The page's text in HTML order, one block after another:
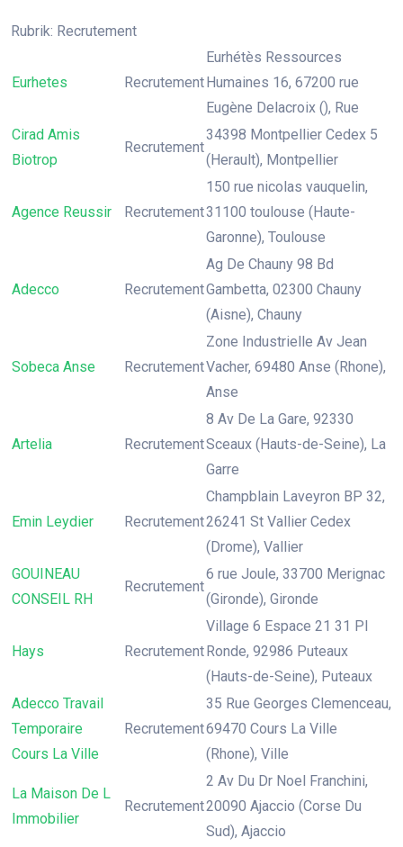
Rubrik: Recrutement
Eurhetes Recrutement
Eurhétès Ressources
Humaines 16, 67200 rue
Eugène Delacroix (), Rue
Cirad Amis
Biotrop
Recrutement
34398 Montpellier Cedex 5
(Herault), Montpellier
Agence Reussir Recrutement
150 rue nicolas vauquelin,
31100 toulouse (Haute-
Garonne), Toulouse
Adecco Recrutement
Ag De Chauny 98 Bd
Gambetta, 02300 Chauny
(Aisne), Chauny
Sobeca Anse Recrutement
Zone Industrielle Av Jean
Vacher, 69480 Anse (Rhone),
Anse
Artelia Recrutement
8 Av De La Gare, 92330
Sceaux (Hauts-de-Seine), La
Garre
Emin Leydier Recrutement
Champblain Laveyron BP 32,
26241 St Vallier Cedex
(Drome), Vallier
GOUINEAU
CONSEIL RH
Recrutement
6 rue Joule, 33700 Merignac
(Gironde), Gironde
Hays Recrutement
Village 6 Espace 21 31 Pl
Ronde, 92986 Puteaux
(Hauts-de-Seine), Puteaux
Adecco Travail
Temporaire
Cours La Ville
Recrutement
35 Rue Georges Clemenceau,
69470 Cours La Ville
(Rhone), Ville
La Maison De L
Immobilier
Recrutement
2 Av Du Dr Noel Franchini,
20090 Ajaccio (Corse Du
Sud), Ajaccio